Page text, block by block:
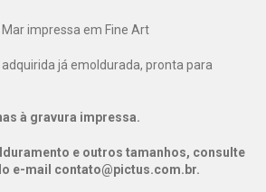
impressa em Fine Art
já emoldurada, pronta para
à gravura impressa.
e outros tamanhos, consulte
e-mail contato@pictus.com.br.